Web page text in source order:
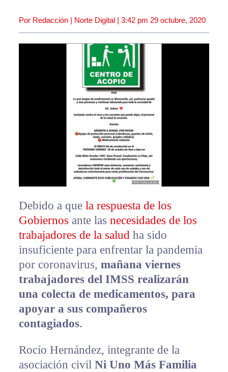
Por Redacción | Norte Digital | 3:42 pm 29 octubre, 2020
Debido a que la respuesta de los
Gobiernos ante las necesidades de los
trabajadores de la salud ha sido
insuficiente para enfrentar la pandemia
por coronavirus, mañana viernes
trabajadores del IMSS realizarán
una colecta de medicamentos, para
apoyar a sus compañeros
contagiados.
Rocío Hernández, integrante de la
asociación civil Ni Uno Más Familia